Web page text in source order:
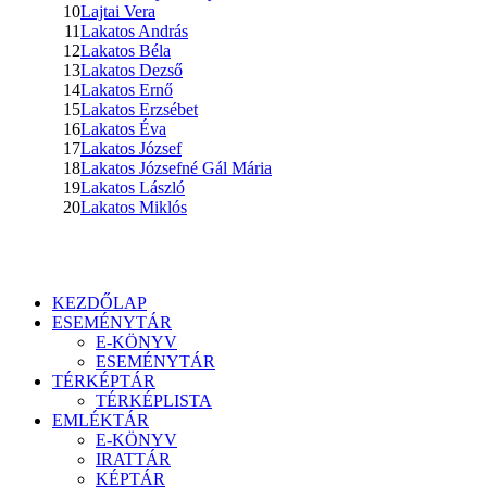
10Lajtai Vera
11Lakatos András
12Lakatos Béla
13Lakatos Dezső
14Lakatos Ernő
15Lakatos Erzsébet
16Lakatos Éva
17Lakatos József
18Lakatos Józsefné Gál Mária
19Lakatos László
20Lakatos Miklós
KEZDŐLAP
ESEMÉNYTÁR
E-KÖNYV
ESEMÉNYTÁR
TÉRKÉPTÁR
TÉRKÉPLISTA
EMLÉKTÁR
E-KÖNYV
IRATTÁR
KÉPTÁR